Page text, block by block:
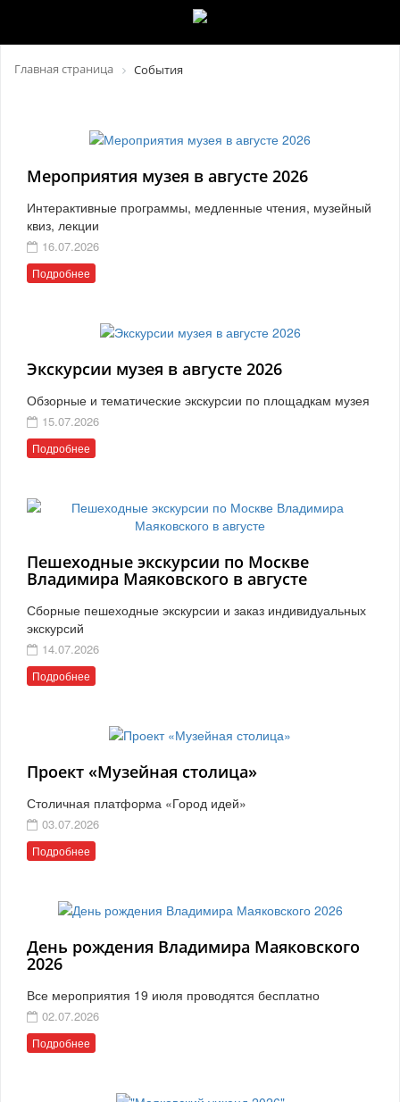
Главная страница События
Мероприятия музея в августе 2026
Интерактивные программы, медленные чтения, музейный
квиз, лекции
16.07.2026
Подробнее
Экскурсии музея в августе 2026
Обзорные и тематические экскурсии по площадкам музея
15.07.2026
Подробнее
Пешеходные экскурсии по Москве
Владимира Маяковского в августе
Сборные пешеходные экскурсии и заказ индивидуальных
экскурсий
14.07.2026
Подробнее
Проект «Музейная столица»
Столичная платформа «Город идей»
03.07.2026
Подробнее
День рождения Владимира Маяковского
2026
Все мероприятия 19 июля проводятся бесплатно
02.07.2026
Подробнее